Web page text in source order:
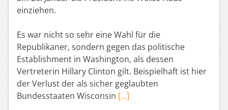
einziehen.
Es war nicht so sehr eine Wahl für die
Republikaner, sondern gegen das politische
Establishment in Washington, als dessen
Vertreterin Hillary Clinton gilt. Beispielhaft ist hier
der Verlust der als sicher geglaubten
Bundesstaaten Wisconsin […]